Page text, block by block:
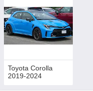
Toyota Corolla
2019-2024